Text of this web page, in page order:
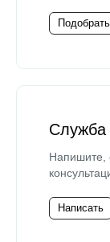
Служба
Напишите,
Написать